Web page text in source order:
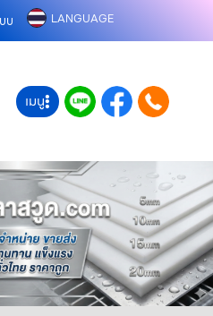
บ LANGUAGE
เมนู